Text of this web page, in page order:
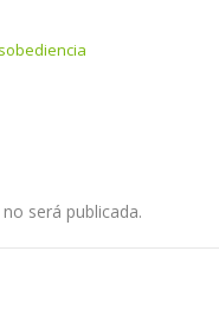
será publicada.